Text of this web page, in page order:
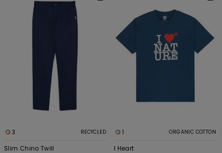
3 RECYCLED
Slim Chino Twill
1 ORGANIC COTTON
I Heart